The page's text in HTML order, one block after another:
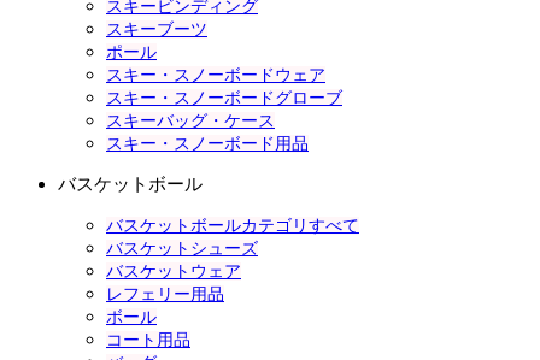
スキービンディング
スキーブーツ
ポール
スキー・スノーボードウェア
スキー・スノーボードグローブ
スキーバッグ・ケース
スキー・スノーボード用品
バスケットボール
バスケットボールカテゴリすべて
バスケットシューズ
バスケットウェア
レフェリー用品
ボール
コート用品